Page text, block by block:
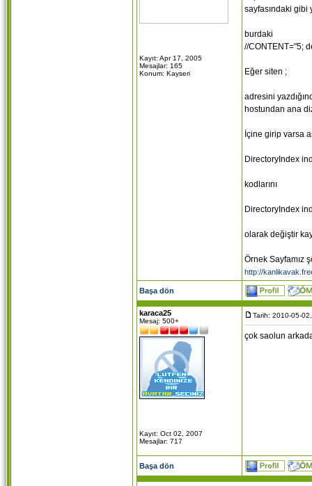
Kayıt: Apr 17, 2005
Mesajlar: 165
Konum: Kayseri
sayfasındaki gibi
burdaki
//CONTENT="5;
Eğer siten ;
adresini
hostundan ana
İçine girip varsa
DirectoryIndex
kodlarını
DirectoryIndex
olarak değiştir
Örnek Sayfamız
http://
Başa dön
karaca25
Mesaj: 500+
Kayıt: Oct 02, 2007
Mesajlar: 717
Tarih: 2010-05-
çok saolun
Başa dön